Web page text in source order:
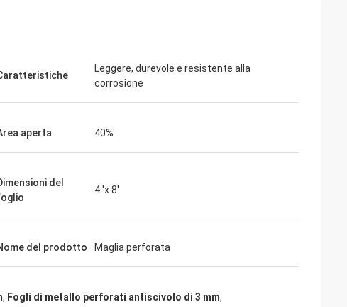
Leggere, durevole e resistente alla
corrosione
aperta 40%
del
4 'x 8'
del prodotto Maglia perforata
, Fogli di metallo perforati antiscivolo di 3 mm,